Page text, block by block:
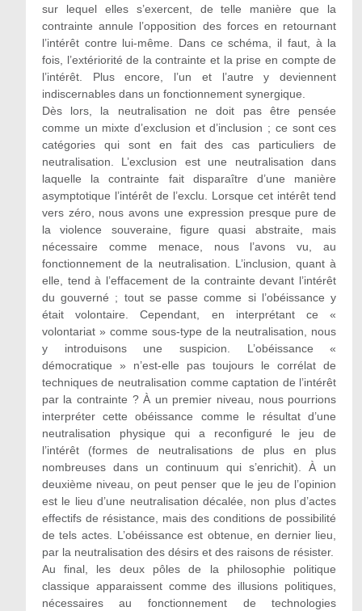
sur lequel elles s’exercent, de telle manière que la
contrainte annule l’opposition des forces en retournant
l’intérêt contre lui-même. Dans ce schéma, il faut, à la
fois, l’extériorité de la contrainte et la prise en compte de
l’intérêt. Plus encore, l’un et l’autre y deviennent
indiscernables dans un fonctionnement synergique.
Dès lors, la neutralisation ne doit pas être pensée
comme un mixte d’exclusion et d’inclusion ; ce sont ces
catégories qui sont en fait des cas particuliers de
neutralisation. L’exclusion est une neutralisation dans
laquelle la contrainte fait disparaître d’une manière
asymptotique l’intérêt de l’exclu. Lorsque cet intérêt tend
vers zéro, nous avons une expression presque pure de
la violence souveraine, figure quasi abstraite, mais
nécessaire comme menace, nous l’avons vu, au
fonctionnement de la neutralisation. L’inclusion, quant à
elle, tend à l’effacement de la contrainte devant l’intérêt
du gouverné ; tout se passe comme si l’obéissance y
était volontaire. Cependant, en interprétant ce «
volontariat » comme sous-type de la neutralisation, nous
y introduisons une suspicion. L’obéissance «
démocratique » n’est-elle pas toujours le corrélat de
techniques de neutralisation comme captation de l’intérêt
par la contrainte ? À un premier niveau, nous pourrions
interpréter cette obéissance comme le résultat d’une
neutralisation physique qui a reconfiguré le jeu de
l’intérêt (formes de neutralisations de plus en plus
nombreuses dans un continuum qui s’enrichit). À un
deuxième niveau, on peut penser que le jeu de l’opinion
est le lieu d’une neutralisation décalée, non plus d’actes
effectifs de résistance, mais des conditions de possibilité
de tels actes. L’obéissance est obtenue, en dernier lieu,
par la neutralisation des désirs et des raisons de résister.
Au final, les deux pôles de la philosophie politique
classique apparaissent comme des illusions politiques,
nécessaires au fonctionnement de technologies